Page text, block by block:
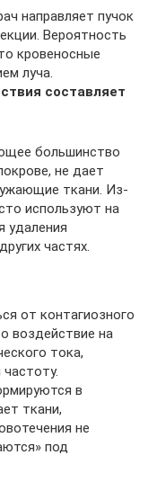
направляет пучок
Вероятность
кровеносные
луча.
составляет
большинство
не дает
ткани. Из-
используют на
удаления
частях.
от контагиозного
воздействие на
тока,
в
ткани,
не
под